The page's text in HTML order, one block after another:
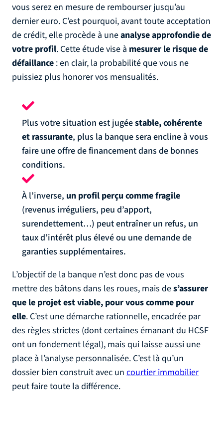
vous serez en mesure de rembourser jusqu’au
dernier euro. C’est pourquoi, avant toute acceptation
de crédit, elle procède à uneanalyse approfondie de
votre profil. Cette étude vise à mesurer le risque de
défaillance : en clair, la probabilité que vous ne
puissiez plus honorer vos mensualités.
Plus votre situation est jugéestable, cohérente
et rassurante, plus la banque sera encline à vous
faire une offre de financement dans de bonnes
conditions.
À l’inverse, un profil perçu comme fragile
(revenus irréguliers, peu d’apport,
surendettement…) peut entraîner un refus, un
taux d’intérêt plus élevé ou une demande de
garanties supplémentaires.
L’objectif de la banque n’est donc pas de vous
mettre des bâtons dans les roues, mais des’assurer
que le projet est viable, pour vous comme pour
elle. C’est une démarche rationnelle, encadrée par
des règles strictes (dont certaines émanant du HCSF
ont un fondement légal), mais qui laisse aussi une
place à l’analyse personnalisée. C’est là qu’un
dossier bien construit avec un courtier immobilier
peut faire toute la différence.